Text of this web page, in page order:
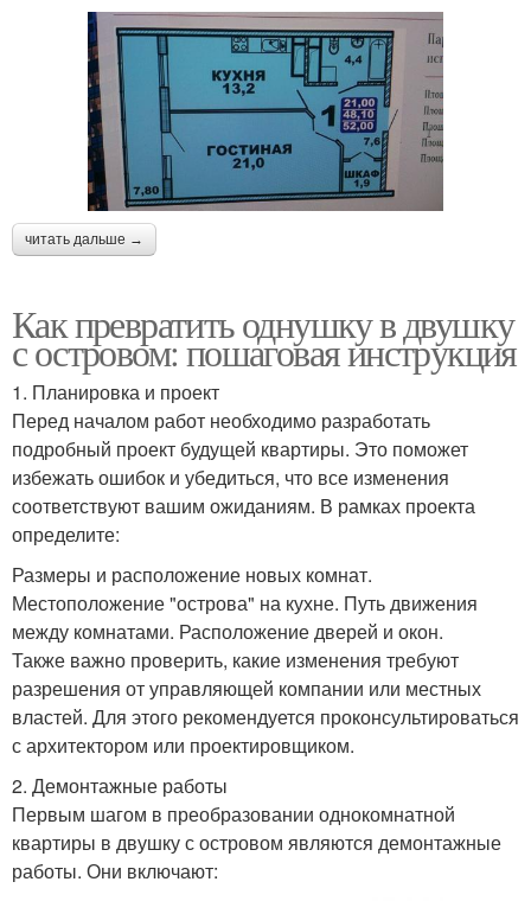
читать дальше →
Как превратить однушку в двушку
с островом: пошаговая инструкция
1. Планировка и проект
Перед началом работ необходимо разработать
подробный проект будущей квартиры. Это поможет
избежать ошибок и убедиться, что все изменения
соответствуют вашим ожиданиям. В рамках проекта
определите:
Размеры и расположение новых комнат.
Местоположение "острова" на кухне. Путь движения
между комнатами. Расположение дверей и окон.
Также важно проверить, какие изменения требуют
разрешения от управляющей компании или местных
властей. Для этого рекомендуется проконсультироваться
с архитектором или проектировщиком.
2. Демонтажные работы
Первым шагом в преобразовании однокомнатной
квартиры в двушку с островом являются демонтажные
работы. Они включают: